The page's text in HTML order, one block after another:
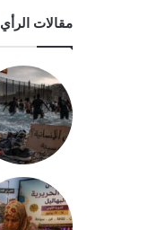
مقالات الرأي